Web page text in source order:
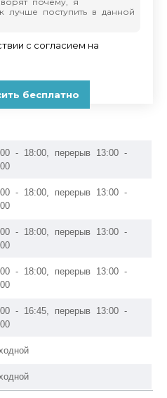
- 18:00, перерыв 13:00 -
- 18:00, перерыв 13:00 -
- 18:00, перерыв 13:00 -
- 18:00, перерыв 13:00 -
- 16:45, перерыв 13:00 -